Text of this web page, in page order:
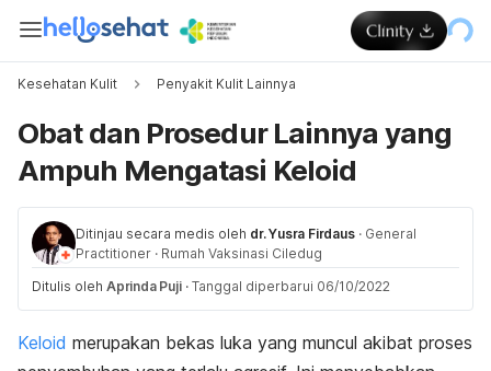
Kesehatan Kulit Penyakit Kulit Lainnya
Obat dan Prosedur Lainnya yang
Ampuh Mengatasi Keloid
Ditinjau secara medis oleh dr. Yusra Firdaus · General
Practitioner · Rumah Vaksinasi Ciledug
Ditulis oleh Aprinda Puji · Tanggal diperbarui 06/10/2022
Keloid merupakan bekas luka yang muncul akibat proses